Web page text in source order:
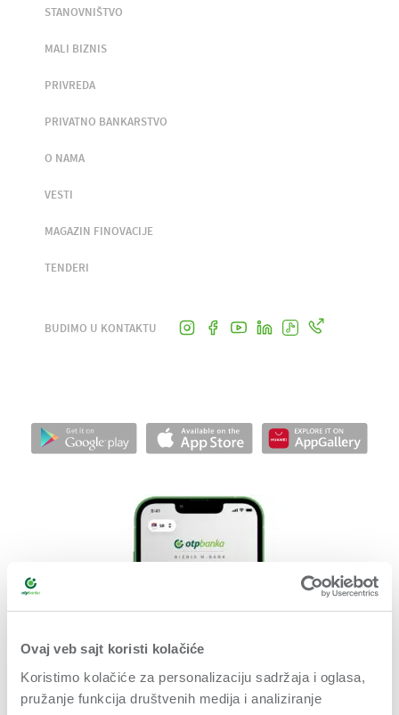
Ovaj veb sajt koristi kolačiće
Koristimo kolačiće za personalizaciju sadržaja i oglasa,
pružanje funkcija društvenih medija i analiziranje
STANOVNIŠTVO
MALI BIZNIS
PRIVREDA
PRIVATNO BANKARSTVO
O NAMA
VESTI
MAGAZIN FINOVACIJE
TENDERI
BUDIMO U KONTAKTU